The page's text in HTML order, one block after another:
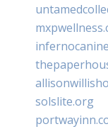
solslite.org